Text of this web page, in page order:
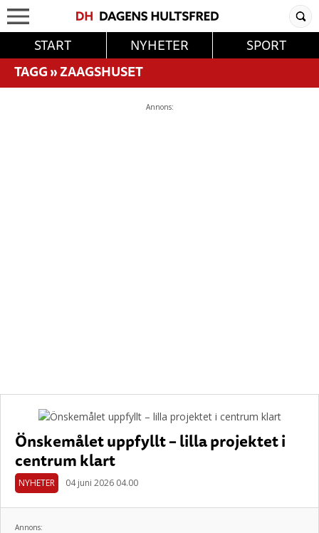
START NYHETER
SPORT
TAGG»ZAAGSHUSET
Annons:
Önskemålet uppfyllt – lilla projektet i
centrum klart
NYHETER 04 juni 2026 04.00
Annons: